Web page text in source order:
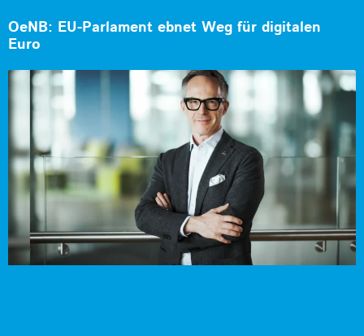
OeNB: EU-Parlament ebnet Weg für digitalen
Euro